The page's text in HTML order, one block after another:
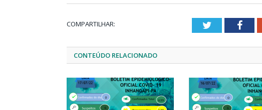
COMPARTILHAR: Twitter
CONTEÚDO RELACIONADO